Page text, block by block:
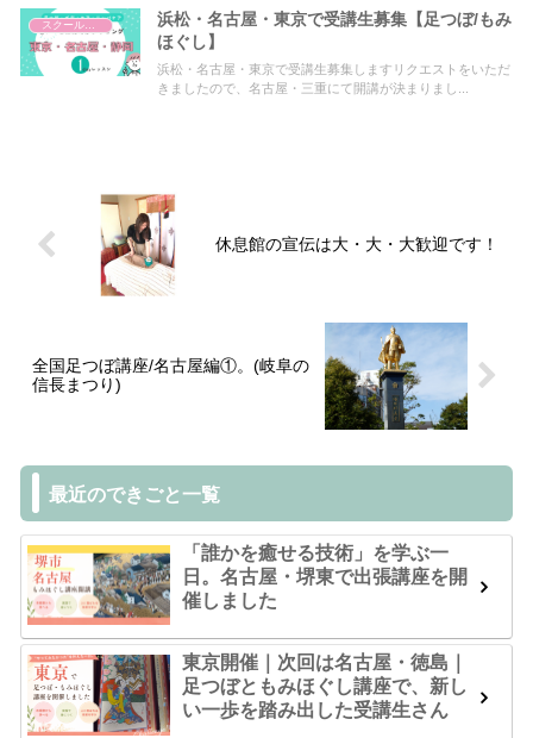
浜松・名古屋・東京で受講生募集【足つぼ/もみ
ほぐし】
浜松・名古屋・東京で受講生募集しますリクエストをいただ
きましたので、名古屋・三重にて開講が決まりまし...
休息館の宣伝は大・大・大歓迎です！
全国足つぼ講座/名古屋編①。(岐阜の
信長まつり)
最近のできごと一覧
「誰かを癒せる技術」を学ぶ一
日。名古屋・堺東で出張講座を開
催しました
東京開催｜次回は名古屋・徳島｜
足つぼともみほぐし講座で、新し
い一歩を踏み出した受講生さん